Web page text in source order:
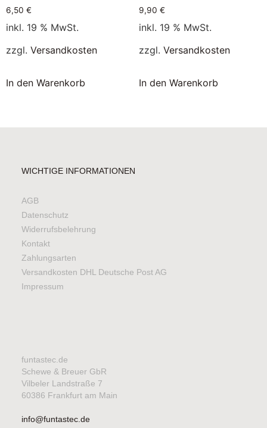
6,50 €
inkl. 19 % MwSt.
zzgl. Versandkosten
In den Warenkorb
9,90 €
inkl. 19 % MwSt.
zzgl. Versandkosten
In den Warenkorb
WICHTIGE INFORMATIONEN
AGB
Datenschutz
Widerrufsbelehrung
Kontakt
Zahlungsarten
Versandkosten DHL Deutsche Post AG
Impressum
funtastec.de
Schewe & Breuer GbR
Vilbeler Landstraße 7
60386 Frankfurt am Main
info@funtastec.de